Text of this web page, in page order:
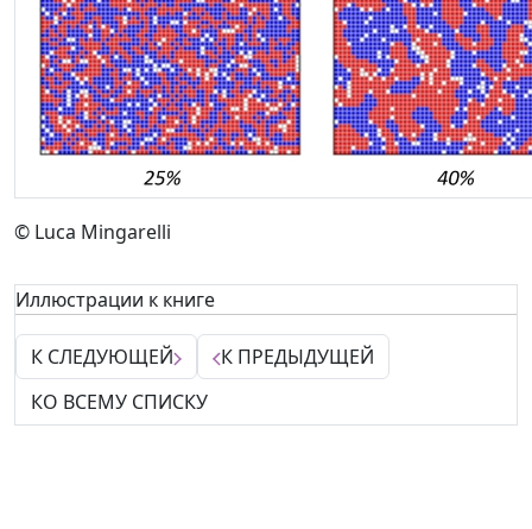
© Luca Mingarelli
Иллюстрации к книге
К СЛЕДУЮЩЕЙ
К ПРЕДЫДУЩЕЙ
КО ВСЕМУ СПИСКУ